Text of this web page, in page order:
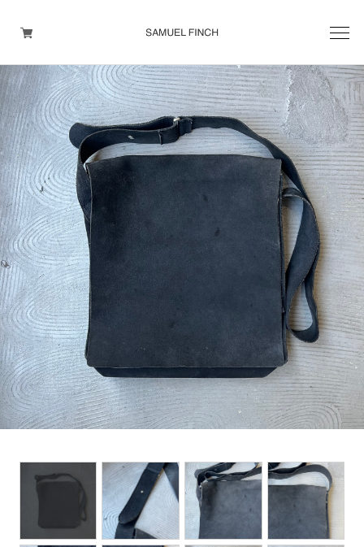
Men's
Maison Martin Margiela
Helmut Lang
Yohji Yamamoto
Other brands
TOPS
OUTER WEAR
BOTTOMS
DESIGNERS ARCHIVES